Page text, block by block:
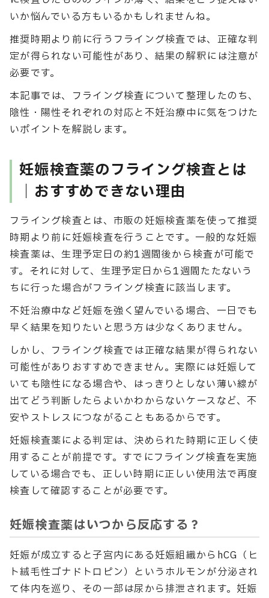
いか悩んでいる方もいるかもしれませんね。
推奨時期より前に行うフライング検査では、正確な判
定が得られない可能性があり、結果の解釈には注意が
必要です。
本記事では、フライング検査について整理したのち、
陰性・陽性それぞれの対応と不妊治療中に気をつけた
いポイントを解説します。
妊娠検査薬のフライング検査とは
｜おすすめできない理由
フライング検査とは、市販の妊娠検査薬を使って推奨
時期より前に妊娠検査を行うことです。一般的な妊娠
検査薬は、生理予定日の約1週間後から検査が可能で
す。それに対して、生理予定日から1週間たたないう
ちに行った場合がフライング検査に該当します。
不妊治療中など妊娠を強く望んでいる場合、一日でも
早く結果を知りたいと思う方は少なくありません。
しかし、フライング検査では正確な結果が得られない
可能性がありおすすめできません。実際には妊娠して
いても陰性になる場合や、はっきりとしない薄い線が
出てどう判断したらよいかわからないケースなど、不
安やストレスにつながることもあるからです。
妊娠検査薬による判定は、決められた時期に正しく使
用することが前提です。すでにフライング検査を実施
している場合でも、正しい時期に正しい使用法で再度
検査して確認することが必要です。
妊娠検査薬はいつから反応する？
妊娠が成立すると子宮内にある妊娠組織からhCG（ヒ
ト絨毛性ゴナドトロピン）というホルモンが分泌され
て体内を巡り、その一部は尿から排泄されます。妊娠